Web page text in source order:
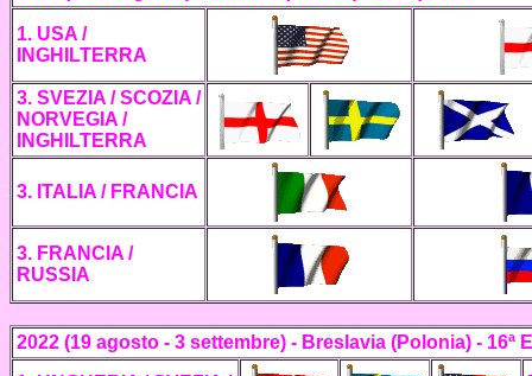
1. USA /
INGHILTERRA
3. SVEZIA / SCOZIA /
NORVEGIA /
INGHILTERRA
3. ITALIA / FRANCIA
3. FRANCIA /
RUSSIA
2022 (19 agosto - 3 settembre) - Breslavia (Polonia) - 16ª